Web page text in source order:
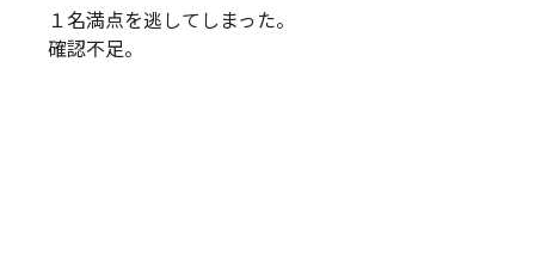
１名満点を逃してしまった。
確認不足。